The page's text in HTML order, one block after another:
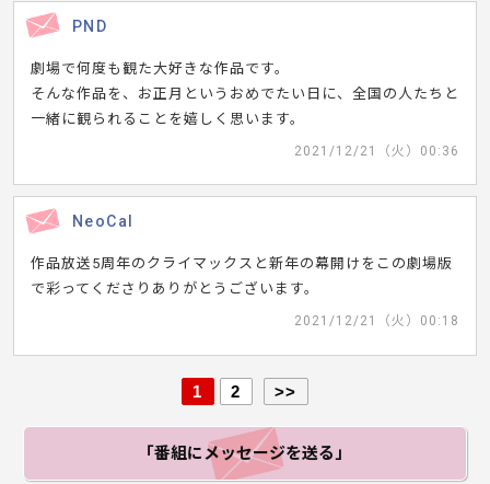
PND
劇場で何度も観た大好きな作品です。
そんな作品を、お正月というおめでたい日に、全国の人たちと
一緒に観られることを嬉しく思います。
2021/12/21（火）00:36
NeoCal
作品放送5周年のクライマックスと新年の幕開けをこの劇場版
で彩ってくださりありがとうございます。
2021/12/21（火）00:18
1 2 >>
「番組にメッセージを送る」